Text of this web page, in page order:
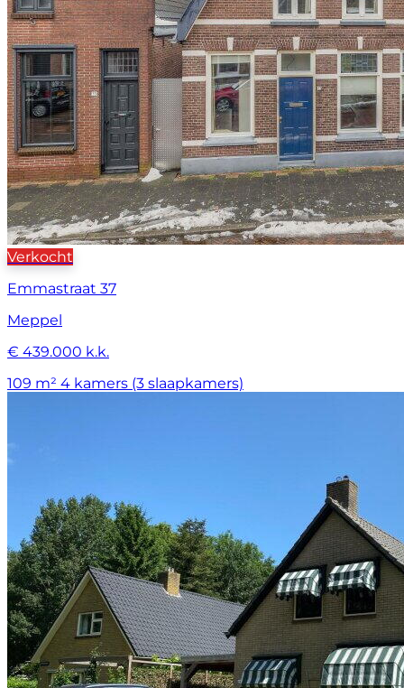
Verkocht
Emmastraat 37
Meppel
€ 439.000 k.k.
109 m² 4 kamers (3 slaapkamers)